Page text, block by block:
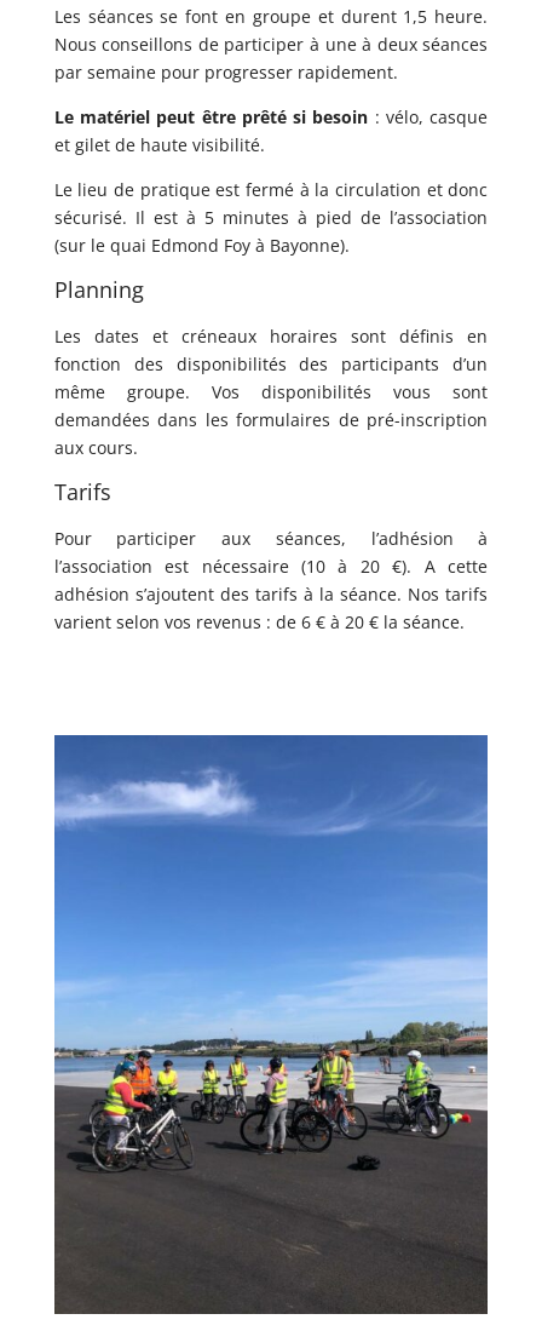
Les séances se font en groupe et durent 1,5 heure.
Nous conseillons de participer à une à deux séances
par semaine pour progresser rapidement.
Le matériel peut être prêté si besoin : vélo, casque
et gilet de haute visibilité.
Le lieu de pratique est fermé à la circulation et donc
sécurisé. Il est à 5 minutes à pied de l’association
(sur le quai Edmond Foy à Bayonne).
Planning
Les dates et créneaux horaires sont définis en
fonction des disponibilités des participants d’un
même groupe. Vos disponibilités vous sont
demandées dans les formulaires de pré-inscription
aux cours.
Tarifs
Pour participer aux séances, l’adhésion à
l’association est nécessaire (10 à 20 €). A cette
adhésion s’ajoutent des tarifs à la séance. Nos tarifs
varient selon vos revenus : de 6 € à 20 € la séance.